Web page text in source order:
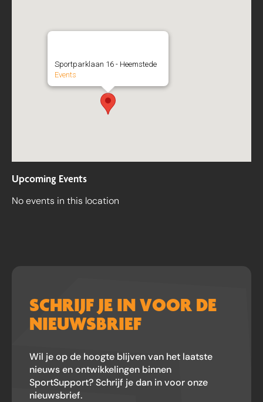
Sportparklaan 16 - Heemstede
Events
Upcoming Events
No events in this location
SCHRIJF JE IN VOOR DE
NIEUWSBRIEF
Wil je op de hoogte blijven van het laatste
nieuws en ontwikkelingen binnen
SportSupport? Schrijf je dan in voor onze
nieuwsbrief.